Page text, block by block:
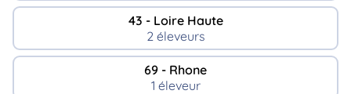
43 - Loire Haute
2 éleveurs
69 - Rhone
1 éleveur